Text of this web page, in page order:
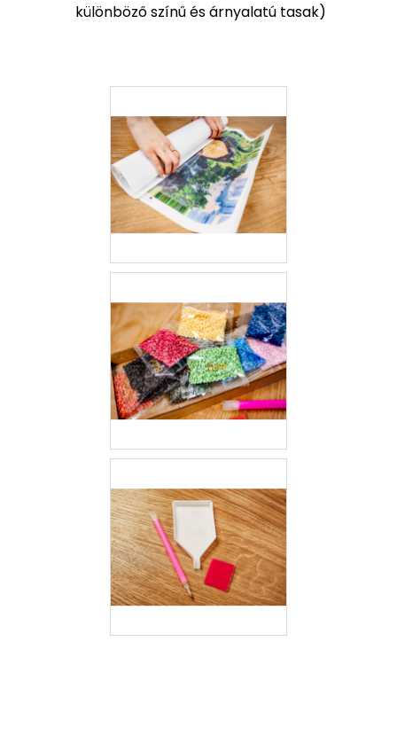
különböző színű és árnyalatú tasak)